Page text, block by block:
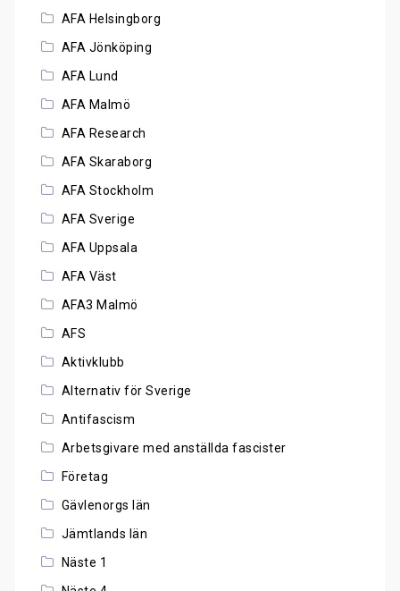
AFA Helsingborg
AFA Jönköping
AFA Lund
AFA Malmö
AFA Research
AFA Skaraborg
AFA Stockholm
AFA Sverige
AFA Uppsala
AFA Väst
AFA3 Malmö
AFS
Aktivklubb
Alternativ för Sverige
Antifascism
Arbetsgivare med anställda fascister
Företag
Gävlenorgs län
Jämtlands län
Näste 1